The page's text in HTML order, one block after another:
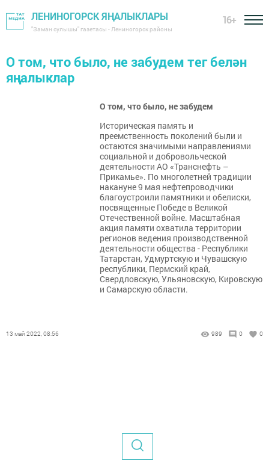
ЛЕНИНОГОРСК ЯҢАЛЫКЛАРЫ
"Заман сулышы" газетасы - Лениногорск районы
16+
О том, что было, не забудем тег белән
яңалыклар
О том, что было, не забудем
Историческая память и
преемственность поколений были и
остаются значимыми направлениями
социальной и добровольческой
деятельности АО «Транснефть –
Прикамье». По многолетней традиции
накануне 9 мая нефтепроводчики
благоустроили памятники и обелиски,
посвященные Победе в Великой
Отечественной войне. Масштабная
акция памяти охватила территории
регионов ведения производственной
деятельности общества - Республики
Татарстан, Удмуртскую и Чувашскую
республики, Пермский край,
Свердловскую, Ульяновскую, Кировскую
и Самарскую области.
13 май 2022, 08:56 989 0 0